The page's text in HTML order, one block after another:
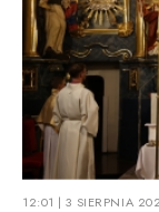
12:01 | 3 SIERPNIA